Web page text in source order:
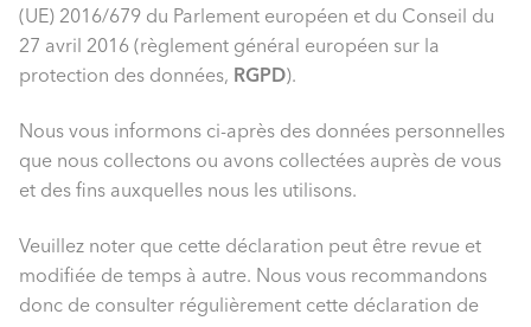
(UE) 2016/679 du Parlement européen et du Conseil du
27 avril 2016 (règlement général européen sur la
protection des données, RGPD).
Nous vous informons ci-après des données personnelles
que nous collectons ou avons collectées auprès de vous
et des fins auxquelles nous les utilisons.
Veuillez noter que cette déclaration peut être revue et
modifiée de temps à autre. Nous vous recommandons
donc de consulter régulièrement cette déclaration de